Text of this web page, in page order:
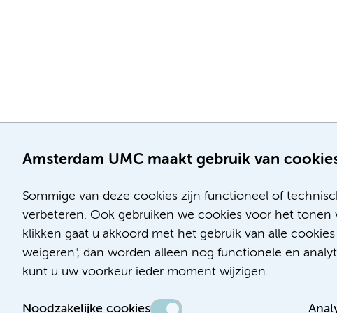
Amsterdam UMC maakt gebruik van
Sommige van deze cookies zijn functioneel of
verbeteren. Ook gebruiken we cookies voor het
klikken gaat u akkoord met het gebruik van alle
weigeren", dan worden alleen nog functionele en
kunt u uw voorkeur ieder moment wijzigen.
Noodzakelijke cookies
Meibergdreef 9
1105 AZ Amsterdam
De Boelelaan 1117
1081 HV Amsterdam